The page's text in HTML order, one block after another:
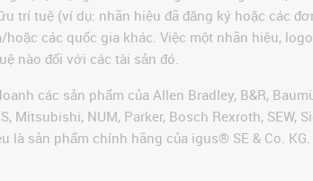
trí tuệ (ví dụ: nhãn hiệu đã đăng ký hoặc các
các quốc gia khác. Việc một nhãn hiệu,
nào đối với các tài sản đó.
các sản phẩm của Allen Bradley, B&R,
Mitsubishi, NUM, Parker, Bosch Rexroth,
sản phẩm chính hãng của igus® SE & Co. KG.